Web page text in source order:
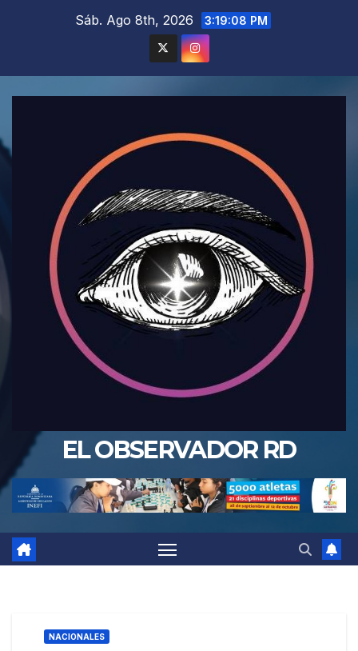
Sáb. Ago 8th, 2026 3:19:10 PM
EL OBSERVADOR RD
NACIONALES